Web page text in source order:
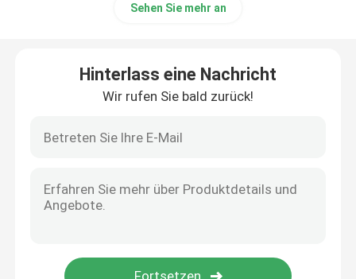
Hohe Mast-Lichter LED
hohes Buchtlicht UFO
Lineare hohe Bucht-Lichter LED
Sehen Sie mehr an
Hinterlass eine Nachricht
Wir rufen Sie bald zurück!